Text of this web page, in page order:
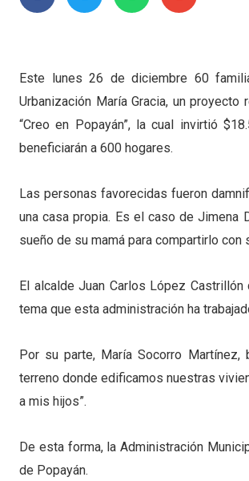
Este lunes 26 de diciembre 60
Urbanización María Gracia, un
“Creo en Popayán”, la cual invirtió
beneficiarán a 600 hogares.
Las personas favorecidas fueron
una casa propia. Es el caso de Jimena
sueño de su mamá para compartirlo con
El alcalde Juan Carlos López
tema que esta administración ha
Por su parte, María Socorro
terreno donde edificamos nuestras
a mis hijos”.
De esta forma, la Administración
de Popayán.